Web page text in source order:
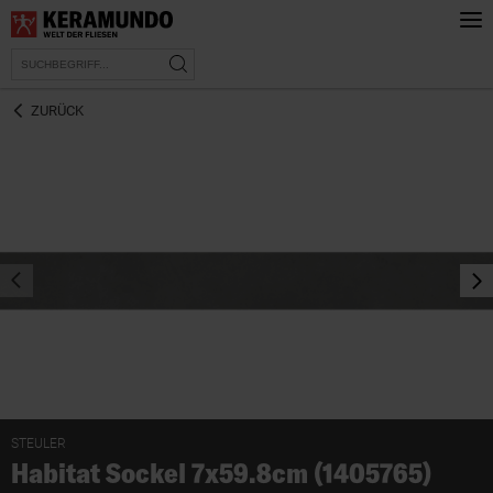
ZURÜCK
STEULER
Habitat Sockel 7x59.8cm (1405765)